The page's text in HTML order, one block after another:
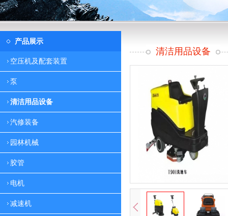
产品展示
空压机及配套装置
泵
清洁用品设备
汽修装备
园林机械
胶管
电机
减速机
清洁用品设备